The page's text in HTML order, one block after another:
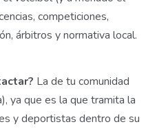
competiciones,
árbitros y normativa local.
La de tu comunidad
ya que es la que tramita la
y deportistas dentro de su